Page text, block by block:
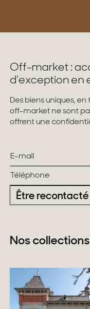
Off-market :
d'exception en
Des biens uniques,
off-market ne sont
offrent une
Être recontacté
Nos collections